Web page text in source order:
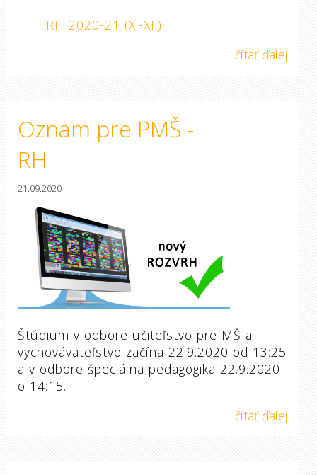
RH 2020-21 (X.-XI.)
čítať ďalej
Oznam pre PMŠ -
RH
21.09.2020
Štúdium v odbore učiteľstvo pre MŠ a
vychovávateľstvo začína 22.9.2020 od 13:25
a v odbore špeciálna pedagogika 22.9.2020
o 14:15.
čítať ďalej